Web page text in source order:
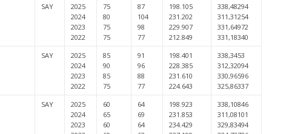
SAY
2025
2024
2023
2022
75
80
75
75
87
104
98
77
198.105
231.202
229.907
212.849
338,48294
311,31254
331,64972
331,18340
SAY
2025
2024
2023
2022
85
90
85
75
91
96
88
77
198.401
228.385
231.610
224.643
338,3453
312,32094
330,96596
325,86337
SAY
2025
2024
2023
60
65
60
64
69
64
198.923
231.853
234.429
338,10846
311,08101
329,83494